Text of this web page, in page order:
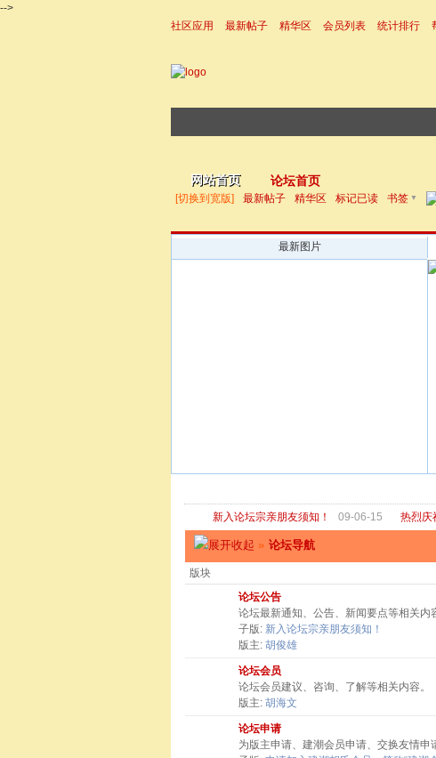
-->
社区应用
最新帖子 精华区 会员列表 统计排行
网站首页 论坛首页
[切换到宽版] 最新帖子 精华区 标记已读 书签 ▼
最新图片
新入论坛宗亲朋友须知！ 09-06-15 热烈庆
» 论坛导航
版块
论坛公告
论坛最新通知、公告、新闻要点等相关内
子版: 新入论坛宗亲朋友须知！
版主: 胡俊雄
论坛会员
论坛会员建议、咨询、了解等相关内容。
版主: 胡海文
论坛申请
为版主申请、建潮会员申请、交换友情申